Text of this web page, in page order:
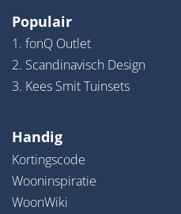
Populair
1. fonQ Outlet
2. Scandinavisch Design
3. Kees Smit Tuinsets
Handig
Kortingscode
Wooninspiratie
WoonWiki